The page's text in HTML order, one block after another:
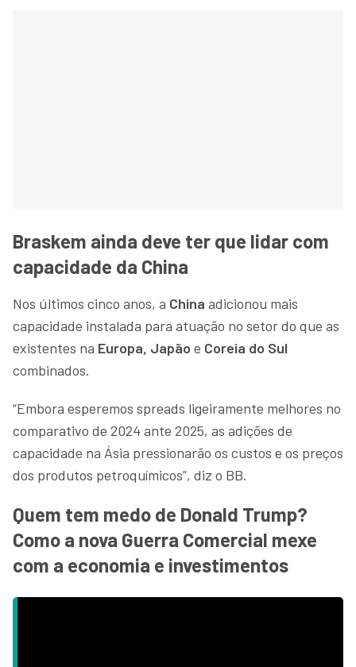
Braskem ainda deve ter que lidar com
capacidade da China
Nos últimos cinco anos, a China adicionou mais
capacidade instalada para atuação no setor do que as
existentes na Europa, Japão e Coreia do Sul
combinados.
“Embora esperemos spreads ligeiramente melhores no
comparativo de 2024 ante 2025, as adições de
capacidade na Ásia pressionarão os custos e os preços
dos produtos petroquímicos”, diz o BB.
Quem tem medo de Donald Trump?
Como a nova Guerra Comercial mexe
com a economia e investimentos